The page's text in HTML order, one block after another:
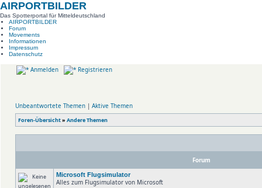
AIRPORTBILDER
Das Spotterportal für Mitteldeutschland
AIRPORTBILDER
Forum
Movements
Informationen
Impressum
Datenschutz
Anmelden Registrieren
Unbeantwortete Themen | Aktive Themen
Foren-Übersicht» Andere Themen
Forum
Microsoft Flugsimulator
Alles zum Flugsimulator von Microsoft